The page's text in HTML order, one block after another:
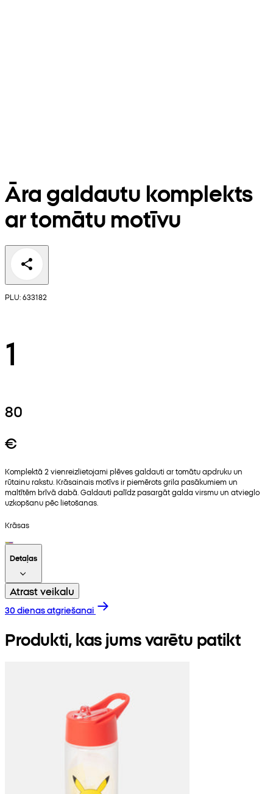
Āra galdautu komplekts
ar tomātu motīvu
PLU: 633182
1
80
€
Komplektā 2 vienreizlietojami plēves galdauti ar tomātu apdruku un
rūtainu rakstu. Krāsainais motīvs ir piemērots grila pasākumiem un
maltītēm brīvā dabā. Galdauti palīdz pasargāt galda virsmu un atvieglo
uzkopšanu pēc lietošanas.
Krāsas
Detaļas
Atrast veikalu
30 dienas atgriešanai
Produkti, kas jums varētu patikt